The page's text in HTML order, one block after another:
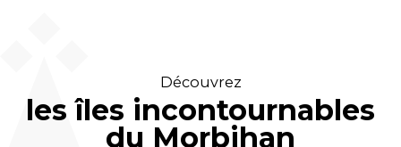
Découvrez
les îles incontournables
du Morbihan